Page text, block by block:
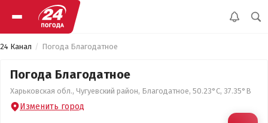
24 Канал Погода Благодатное
Погода Благодатное
Харьковская обл., Чугуевский район, Благодатное, 50.23°С, 37.35°В
Изменить город